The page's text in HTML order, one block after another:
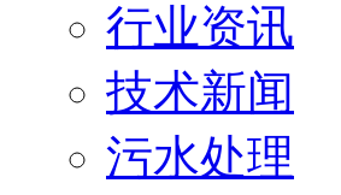
行业资讯
技术新闻
污水处理